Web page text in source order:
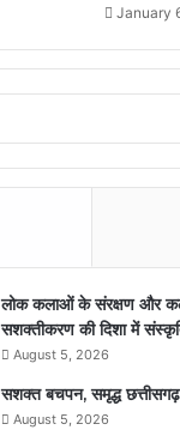
January
लोक कलाओं के संरक्षण और
सशक्तीकरण की दिशा में
August 5, 2026
सशक्त बचपन, समृद्ध छत्तीसगढ़
August 5, 2026